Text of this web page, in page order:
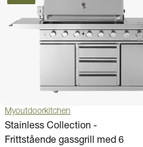
Myoutdoorkitchen
Stainless Collection -
Frittstående gassgrill med 6